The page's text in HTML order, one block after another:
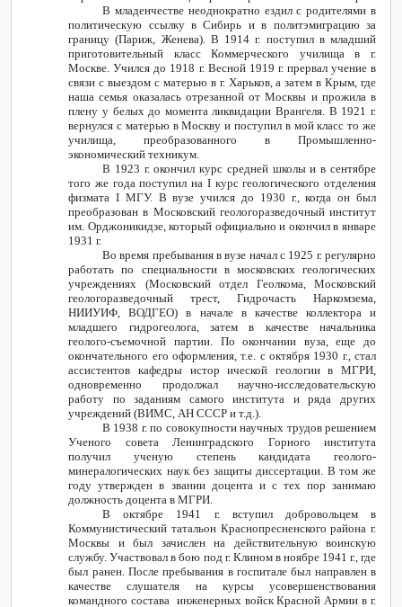
В младенчестве неоднократно ездил с родителями в
политическую ссылку в Сибирь и в политэмиграцию за
границу (Париж, Женева). В 1914 г. поступил в младший
приготовительный класс Коммерческого училища в г.
Москве. Учился до 1918 г. Весной 1919 г. прервал учение в
связи с выездом с матерью в г. Харьков, а затем в Крым, где
наша семья оказалась отрезанной от Москвы и прожила в
плену у белых до момента ликвидации Врангеля. В 1921 г.
вернулся с матерью в Москву и поступил в мой класс то же
училища, преобразованного в Промышленно-
экономический техникум.
В 1923 г. окончил курс средней школы и в сентябре
того же года поступил на Iкурс геологического отделения
физматаI МГУ. В вузе учился до 1930 г., когда он был
преобразован в Московский геологоразведочный институт
им. Орджоникидзе, который официально и окончил в январе
1931 г.
Во время пребывания в вузе начал с 1925 г. регулярно
работать по специальности в московских геологических
учреждениях (Московский отдел Геолкома, Московский
геологоразведочный трест, Гидрочасть Наркомзема,
НИИУИФ, ВОДГЕО) в начале в качестве коллектора и
младшего гидрогеолога, затем в качестве начальника
геолого-съемочной партии. По окончании вуза, еще до
окончательного его оформления, т.е. с октября 1930 г., стал
ассистентов кафедры истор ической геологии в МГРИ,
одновременно продолжал научно-исследовательскую
работу по заданиям самого института и ряда других
учреждений (ВИМС, АН СССР и т.д.).
В 1938 г. по совокупности научных трудов решением
Ученого совета Ленинградского Горного института
получил ученую степень кандидата геолого-
минералогических наук без защиты диссертации. В том же
году утвержден в звании доцента и с тех пор занимаю
должность доцента в МГРИ.
В октябре 1941 г. вступил добровольцем в
Коммунистический татальон Краснопресненского района г.
Москвы и был зачислен на действительную воинскую
службу. Участвовал в бою под г. Клином в ноябре 1941 г., где
был ранен. После пребывания в госпитале был направлен в
качестве слушателя на курсы усовершенствования
командного состава инженерных войск Красной Армии в г.